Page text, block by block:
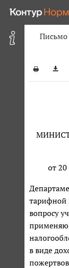
от
тарифной
вопросу
в виде